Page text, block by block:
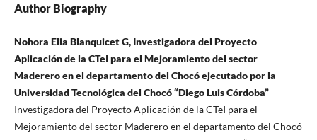
Author Biography
Nohora Elia Blanquicet G, Investigadora del Proyecto
Aplicación de la CTeI para el Mejoramiento del sector
Maderero en el departamento del Chocó ejecutado por la
Universidad Tecnológica del Chocó “Diego Luis Córdoba”
Investigadora del Proyecto Aplicación de la CTeI para el
Mejoramiento del sector Maderero en el departamento del Chocó